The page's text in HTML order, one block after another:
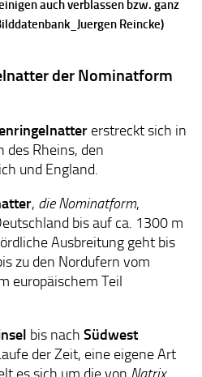
auch verblassen bzw. ganz
Reincke)
der Nominatform
erstreckt sich in
des Rheins, den
und England.
, die Nominatform,
bis auf ca. 1300 m
Ausbreitung geht bis
zu den Nordufern vom
europäischem Teil
bis nach Südwest
der Zeit, eine eigene Art